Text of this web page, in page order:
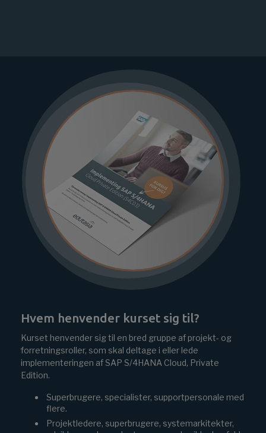
Hvem henvender kurset sig til?
Kurset henvender sig til en bred gruppe af projekt- og
forretningsroller, som skal deltage i eller lede
implementeringen af SAP S/4HANA Cloud, Private
Edition.
Superbrugere, specialister, supportpersonale med
flere.
Projektledere, superbrugere, systemarkitekter,